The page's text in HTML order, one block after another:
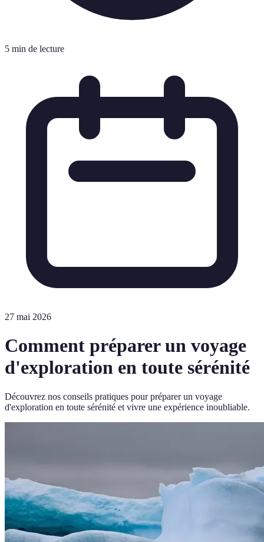
5 min de lecture
27 mai 2026
Comment préparer un voyage
d'exploration en toute sérénité
Découvrez nos conseils pratiques pour préparer un voyage
d'exploration en toute sérénité et vivre une expérience inoubliable.